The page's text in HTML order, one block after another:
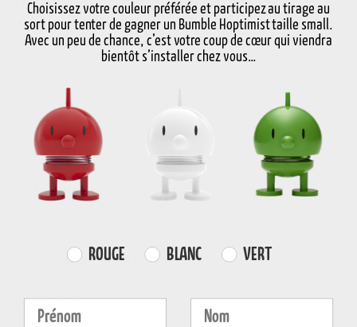
Choisir Taille
Choisissez la variante
LIVRAISON
GRATUITE
sous 3-5 jours
DROIT DE RETOUR
Propriétés
Informations sur le produit
Choisissez votre couleur préférée et participez au tirage au
sort pour tenter de gagner un Bumble Hoptimist taille small.
Avec un peu de chance, c’est votre coup de cœur qui viendra
bientôt s’installer chez vous…
Farvevalg
ROUGE BLANC VERT
Fornavn Efternavn